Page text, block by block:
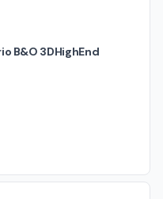
B&O 3DHighEnd